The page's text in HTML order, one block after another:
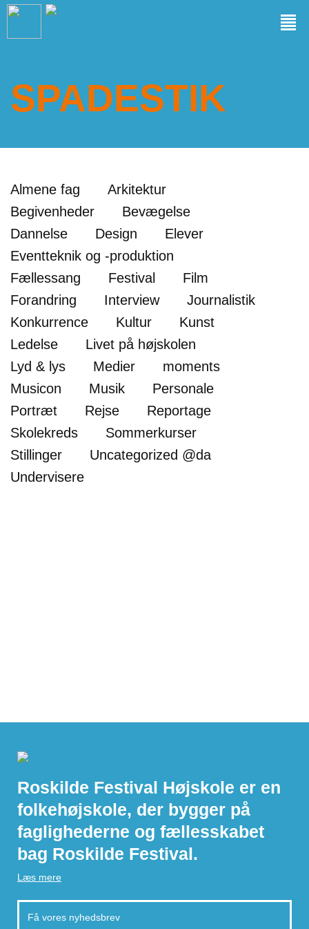
SPADESTIK
Almene fag
Arkitektur
Begivenheder
Bevægelse
Dannelse
Design
Elever
Eventteknik og -produktion
Fællessang
Festival
Film
Forandring
Interview
Journalistik
Konkurrence
Kultur
Kunst
Ledelse
Livet på højskolen
Lyd & lys
Medier
moments
Musicon
Musik
Personale
Portræt
Rejse
Reportage
Skolekreds
Sommerkurser
Stillinger
Uncategorized @da
Undervisere
Roskilde Festival Højskole er en
folkehøjskole, der bygger på
faglighederne og fællesskabet
bag Roskilde Festival.
Læs mere